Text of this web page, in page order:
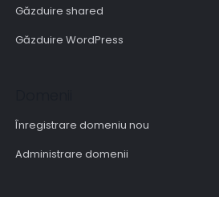
Găzduire shared
Găzduire WordPress
Înregistrare domeniu nou
Administrare domenii